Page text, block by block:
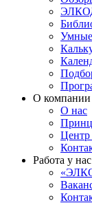
О компании
О нас
Центр
Работа у нас